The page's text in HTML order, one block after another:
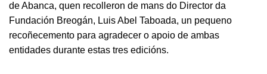
de Abanca, quen recolleron de mans do Director da
Fundación Breogán, Luis Abel Taboada, un pequeno
recoñecemento para agradecer o apoio de ambas
entidades durante estas tres edicións.